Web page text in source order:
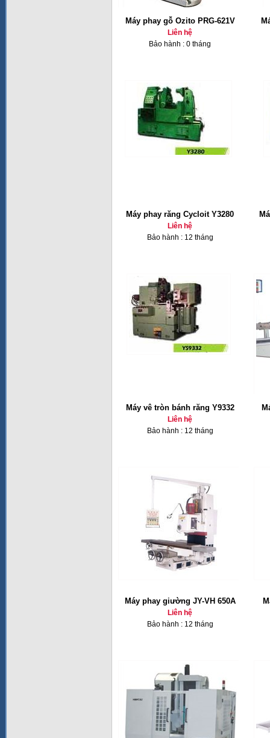
Máy phay gỗ Ozito PRG-621V
Liên hệ
Bảo hành : 0 tháng
Máy phay răng Cycloit Y3280
Liên hệ
Bảo hành : 12 tháng
Máy vê tròn bánh răng Y9332
Liên hệ
Bảo hành : 12 tháng
Máy phay giường JY-VH 650A
Liên hệ
Bảo hành : 12 tháng